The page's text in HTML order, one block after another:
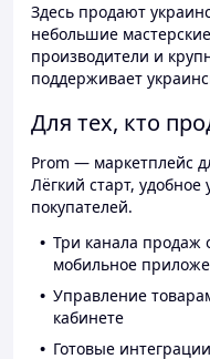
Здесь продают
небольшие
производители и
поддерживает
Для тех, кто
Prom — маркетплейс
Лёгкий старт,
покупателей.
Три канала продаж
мобильное
Управление
кабинете
Готовые